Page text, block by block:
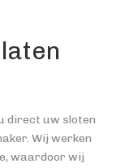
direct uw sloten
Wij werken
waardoor wij